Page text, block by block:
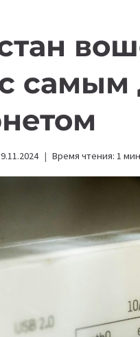
Время чтения: 1 мин